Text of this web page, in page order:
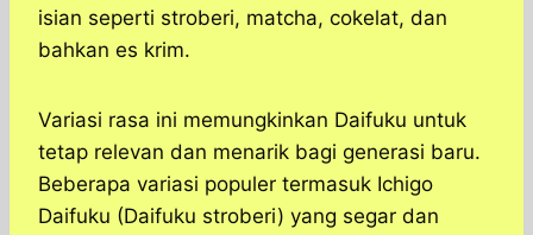
isian seperti stroberi, matcha, cokelat, dan
bahkan es krim.
Variasi rasa ini memungkinkan Daifuku untuk
tetap relevan dan menarik bagi generasi baru.
Beberapa variasi populer termasuk Ichigo
Daifuku (Daifuku stroberi) yang segar dan